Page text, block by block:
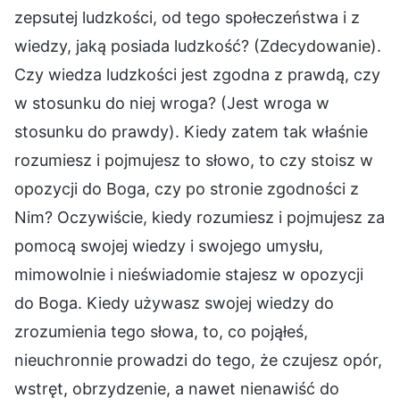
zepsutej ludzkości, od tego społeczeństwa i z
wiedzy, jaką posiada ludzkość? (Zdecydowanie).
Czy wiedza ludzkości jest zgodna z prawdą, czy
w stosunku do niej wroga? (Jest wroga w
stosunku do prawdy). Kiedy zatem tak właśnie
rozumiesz i pojmujesz to słowo, to czy stoisz w
opozycji do Boga, czy po stronie zgodności z
Nim? Oczywiście, kiedy rozumiesz i pojmujesz za
pomocą swojej wiedzy i swojego umysłu,
mimowolnie i nieświadomie stajesz w opozycji
do Boga. Kiedy używasz swojej wiedzy do
zrozumienia tego słowa, to, co pojąłeś,
nieuchronnie prowadzi do tego, że czujesz opór,
wstręt, obrzydzenie, a nawet nienawiść do